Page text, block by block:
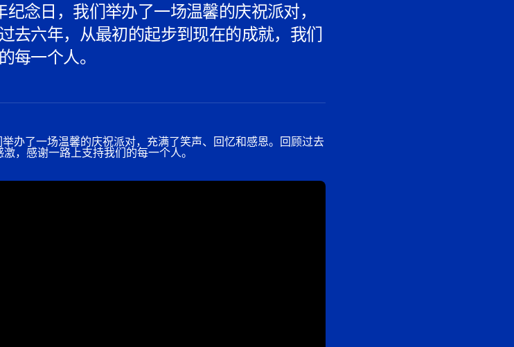
念日，我们举办了一场温馨的庆祝派对，
去六年，从最初的起步到现在的成就，我们
每一个人。
举办了一场温馨的庆祝派对，充满了笑声、回忆和感恩。回顾过去
，感谢一路上支持我们的每一个人。